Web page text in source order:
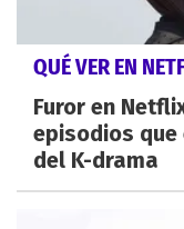
QUÉ VER EN
Furor en
episodios
del K-drama